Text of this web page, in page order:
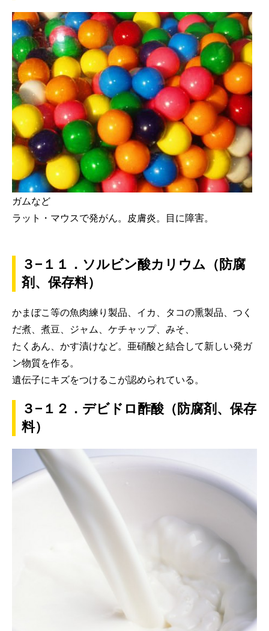
ガムなど
ラット・マウスで発がん。皮膚炎。目に障害。
３−１１．ソルビン酸カリウム（防腐
剤、保存料）
かまぼこ等の魚肉練り製品、イカ、タコの熏製品、つく
だ煮、煮豆、ジャム、ケチャップ、みそ、
たくあん、かす漬けなど。亜硝酸と結合して新しい発ガ
ン物質を作る。
遺伝子にキズをつけるこが認められている。
３−１２．デビドロ酢酸（防腐剤、保存
料）